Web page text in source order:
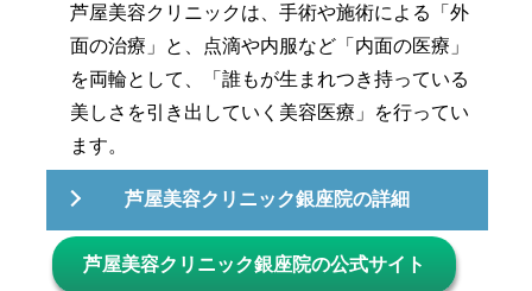
芦屋美容クリニックは、手術や施術による「外
面の治療」と、点滴や内服など「内面の医療」
を両輪として、「誰もが生まれつき持っている
美しさを引き出していく美容医療」を行ってい
ます。
芦屋美容クリニック銀座院の詳細
芦屋美容クリニック銀座院の公式サイト